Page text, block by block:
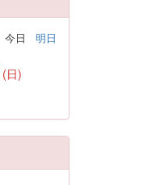
今日 明日
(日)